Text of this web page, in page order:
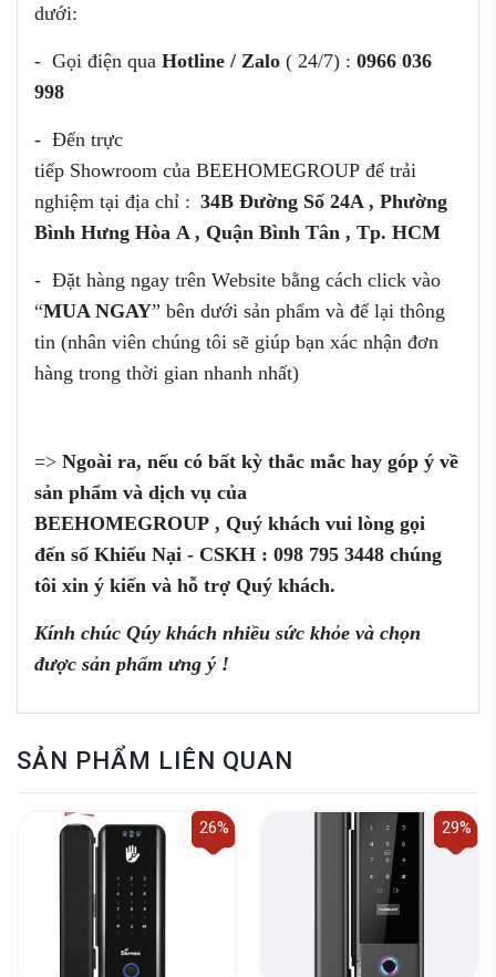
dưới:
- Gọi điện qua Hotline / Zalo ( 24/7) : 0966 036
998
- Đến trực
tiếp Showroom của BEEHOMEGROUP để trải
nghiệm tại địa chỉ : 34B Đường Số 24A , Phường
Bình Hưng Hòa A , Quận Bình Tân , Tp. HCM
- Đặt hàng ngay trên Website bằng cách click vào
“MUA NGAY” bên dưới sản phẩm và để lại thông
tin (nhân viên chúng tôi sẽ giúp bạn xác nhận đơn
hàng trong thời gian nhanh nhất)
=> Ngoài ra, nếu có bất kỳ thắc mắc hay góp ý về
sản phẩm và dịch vụ của
BEEHOMEGROUP , Quý khách vui lòng gọi
đến số Khiếu Nại - CSKH : 098 795 3448 chúng
tôi xin ý kiến và hỗ trợ Quý khách.
Kính chúc Qúy khách nhiều sức khỏe và chọn
được sản phẩm ưng ý !
SẢN PHẨM LIÊN QUAN
26% 29%